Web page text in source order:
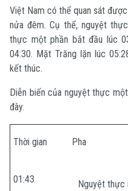
Việt Nam có thể quan sát
nửa đêm. Cụ thể, nguyệt
thực một phần bắt đầu lúc
04:30. Mặt Trăng lặn lúc
kết thúc.
Diễn biến của nguyệt thực
đây.
Thời gian Pha
01:43
Nguyệt